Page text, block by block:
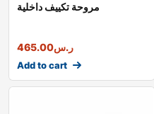
مروحة تكييف داخلية
ر.س465.00
Add to cart